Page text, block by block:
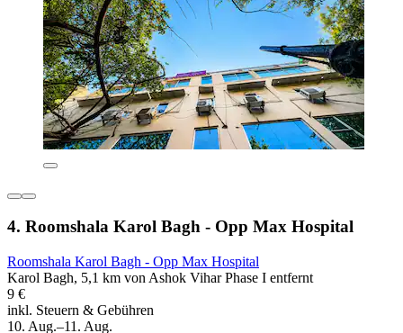
4. Roomshala Karol Bagh - Opp Max Hospital
Roomshala Karol Bagh - Opp Max Hospital
Karol Bagh, 5,1 km von Ashok Vihar Phase I entfernt
9 €
inkl. Steuern & Gebühren
10. Aug.–11. Aug.